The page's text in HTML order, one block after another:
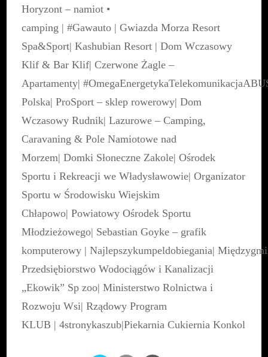
Horyzont – namiot •
camping |#Gawauto |Gwiazda Morza Resort
Spa&Sport|Kashubian Resort |Dom Wczasowy
Klif & Bar Klif|Czerwone Żagle –
Apartamenty|#OmegaEnergetykaTelekomunikacja
Polska|ProSport – sklep rowerowy|Dom
Wczasowy Rudnik|Lazurowe – Camping,
Caravaning & Pole Namiotowe nad
Morzem|Domki Słoneczne Zakole|Ośrodek
Sportu i Rekreacji we Władysławowie|Organizator
Sportu w Środowisku Wiejskim
Chłapowo|Powiatowy Ośrodek Sportu
Młodzieżowego| Sebastian Goyke – grafik
komputerowy |Najlepszykumpeldobiegania|
Przedsiębiorstwo Wodociągów i Kanalizacji
„Ekowik” Sp zoo|Ministerstwo Rolnictwa i
Rozwoju Wsi|Rządowy Program
KLUB |4stronykaszub|Piekarnia Cukiernia Konkol